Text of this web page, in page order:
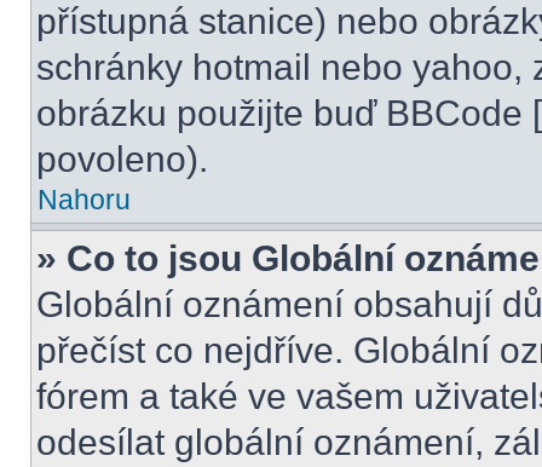
přístupná stanice) nebo
schránky hotmail nebo yahoo,
obrázku použijte buď BBCode
povoleno).
Nahoru
» Co to jsou Globální
Globální oznámení obsahují
přečíst co nejdříve. Globální
fórem a také ve vašem
odesílat globální oznámení,